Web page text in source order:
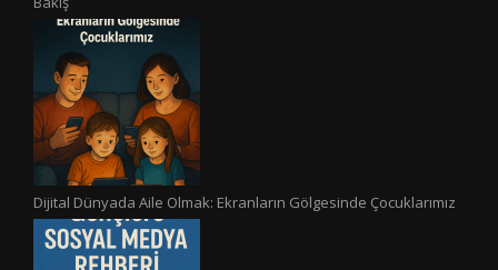
Dijital Dünyada Aile Olmak: Ekranların Gölgesinde Çocuklarımız